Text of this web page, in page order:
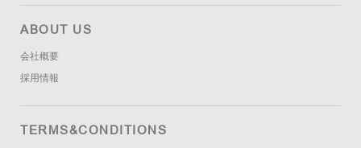
ABOUT US
会社概要
採用情報
TERMS&CONDITIONS